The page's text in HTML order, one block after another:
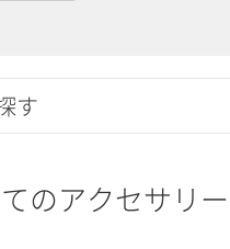
す
のアクセサリー